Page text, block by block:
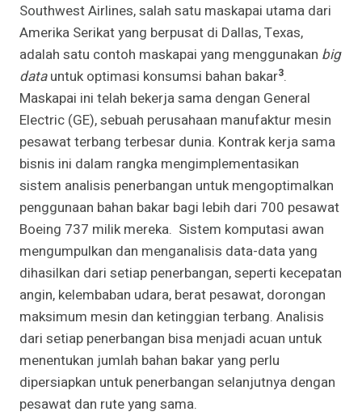
Southwest Airlines, salah satu maskapai utama dari
Amerika Serikat yang berpusat di Dallas, Texas,
adalah satu contoh maskapai yang menggunakan big
datauntuk optimasi konsumsi bahan bakar3.
Maskapai ini telah bekerja sama dengan General
Electric (GE), sebuah perusahaan manufaktur mesin
pesawat terbang terbesar dunia. Kontrak kerja sama
bisnis ini dalam rangka mengimplementasikan
sistem analisis penerbangan untuk mengoptimalkan
penggunaan bahan bakar bagi lebih dari 700 pesawat
Boeing 737 milik mereka. Sistem komputasi awan
mengumpulkan dan menganalisis data-data yang
dihasilkan dari setiap penerbangan, seperti kecepatan
angin, kelembaban udara, berat pesawat, dorongan
maksimum mesin dan ketinggian terbang. Analisis
dari setiap penerbangan bisa menjadi acuan untuk
menentukan jumlah bahan bakar yang perlu
dipersiapkan untuk penerbangan selanjutnya dengan
pesawat dan rute yang sama.